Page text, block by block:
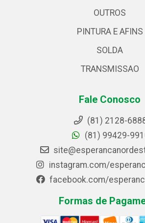
OUTROS
PINTURA E AFINS
SOLDA
TRANSMISSAO
Fale Conosco
(81) 2128-
(81) 99429-
instagram.com/
facebook.com/
Formas de